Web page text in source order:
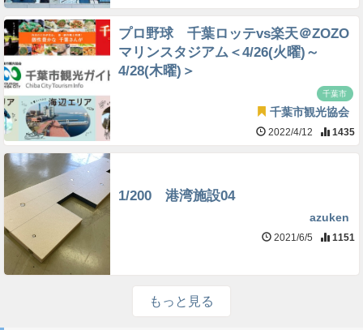
プロ野球 千葉ロッテvs楽天＠ZOZO
マリンスタジアム＜4/26(火曜)～
4/28(木曜)＞
千葉市
千葉市観光協会
2022/4/12 1435
1/200 港湾施設04
azuken
2021/6/5 1151
もっと見る